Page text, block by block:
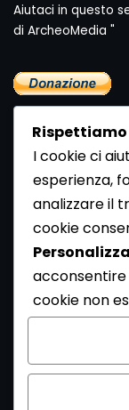
Aiutaci in questo
di ArcheoMedia "
Newsletter
Se vuoi ricevere
dalla Redazione
Newsletter [
Con l'invio del
l’informativa
dei propri dati
I cookie ci
esperienza,
analizzare il
cookie
Personalizza
acconsentire
cookie non